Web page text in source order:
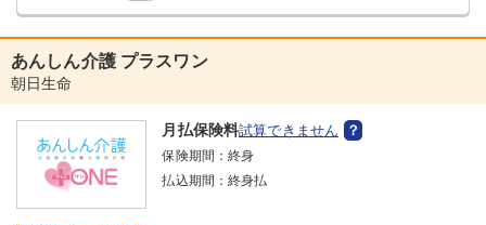
あんしん介護 プラスワン
朝日生命
月払保険料試算できません
保険期間：終身
払込期間：終身払